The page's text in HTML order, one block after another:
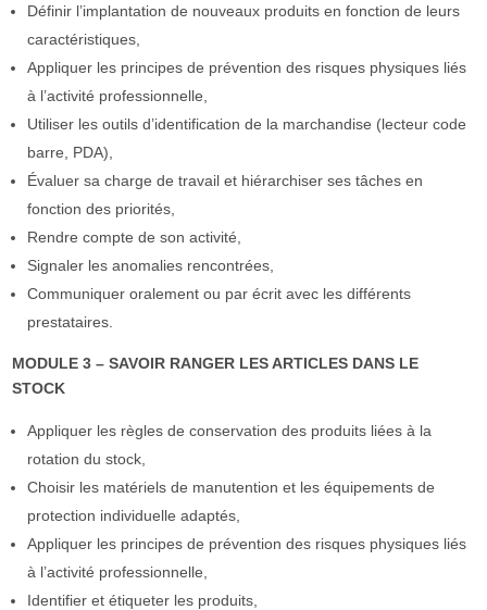
Définir l’implantation de nouveaux produits en fonction de leurs
caractéristiques,
Appliquer les principes de prévention des risques physiques liés
à l’activité professionnelle,
Utiliser les outils d’identification de la marchandise (lecteur code
barre, PDA),
Évaluer sa charge de travail et hiérarchiser ses tâches en
fonction des priorités,
Rendre compte de son activité,
Signaler les anomalies rencontrées,
Communiquer oralement ou par écrit avec les différents
prestataires.
MODULE 3 – SAVOIR RANGER LES ARTICLES DANS LE
STOCK
Appliquer les règles de conservation des produits liées à la
rotation du stock,
Choisir les matériels de manutention et les équipements de
protection individuelle adaptés,
Appliquer les principes de prévention des risques physiques liés
à l’activité professionnelle,
Identifier et étiqueter les produits,